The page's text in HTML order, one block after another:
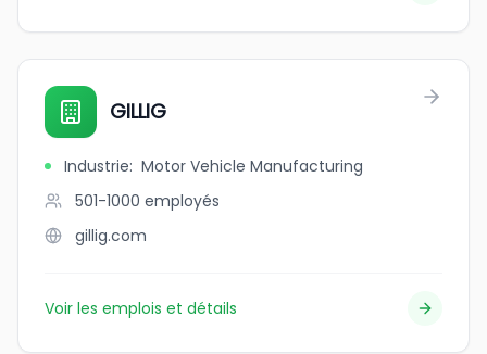
GILLIG
Industrie: Motor Vehicle Manufacturing
501-1000 employés
gillig.com
Voir les emplois et détails